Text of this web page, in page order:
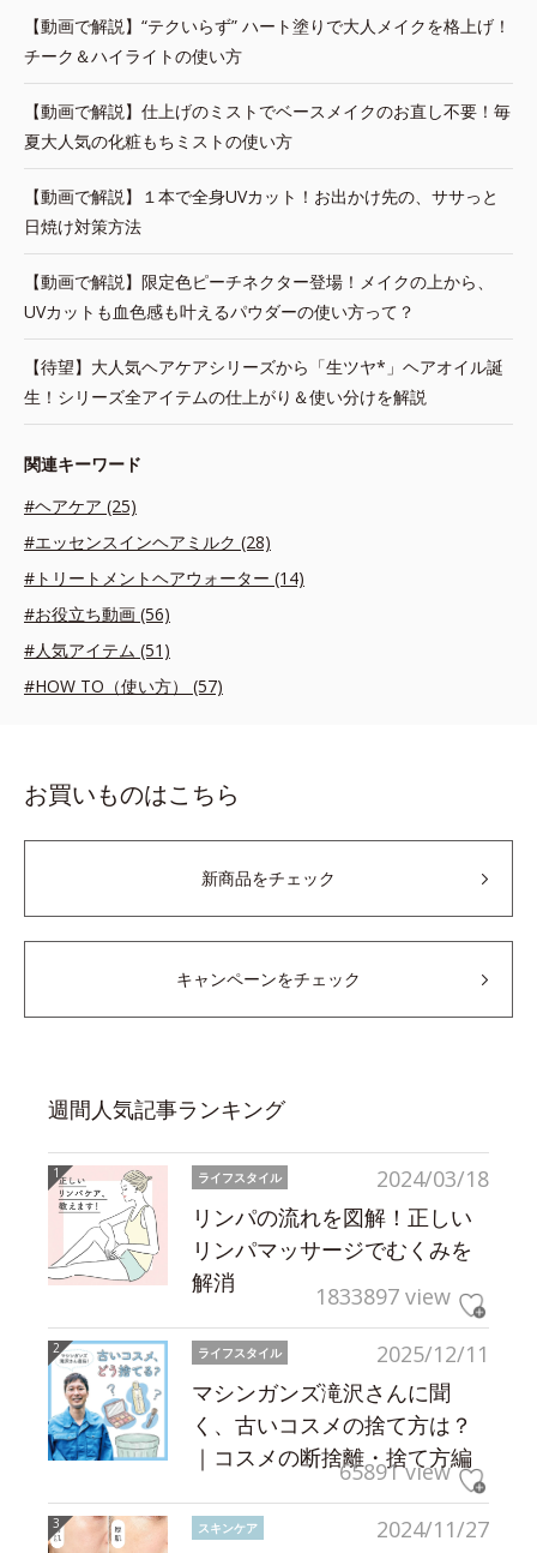
【動画で解説】“テクいらず” ハート塗りで大人メイクを格上げ！
チーク＆ハイライトの使い方
【動画で解説】仕上げのミストでベースメイクのお直し不要！毎
夏大人気の化粧もちミストの使い方
【動画で解説】１本で全身UVカット！お出かけ先の、ササっと
日焼け対策方法
【動画で解説】限定色ピーチネクター登場！メイクの上から、
UVカットも血色感も叶えるパウダーの使い方って？
【待望】大人気ヘアケアシリーズから「生ツヤ*」ヘアオイル誕
生！シリーズ全アイテムの仕上がり＆使い分けを解説
関連キーワード
#ヘアケア (25)
#エッセンスインヘアミルク (28)
#トリートメントヘアウォーター (14)
#お役立ち動画 (56)
#人気アイテム (51)
#HOW TO（使い方） (57)
お買いものはこちら
新商品をチェック
キャンペーンをチェック
週間人気記事ランキング
2024/03/18
ライフスタイル
リンパの流れを図解！正しい
リンパマッサージでむくみを
解消
1833897 view
2025/12/11
ライフスタイル
マシンガンズ滝沢さんに聞
く、古いコスメの捨て方は？
｜コスメの断捨離・捨て方編
65891 view
2024/11/27
スキンケア